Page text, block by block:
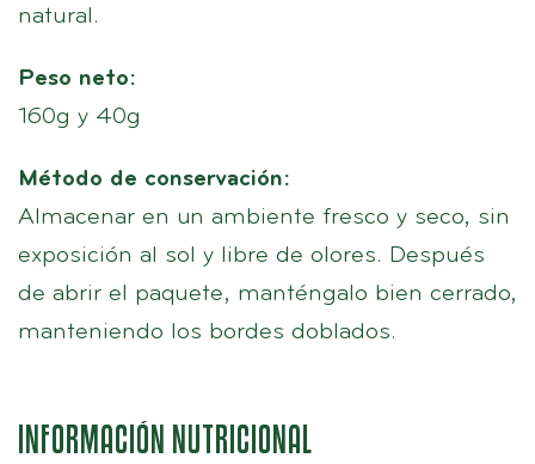
natural.
Peso neto:
160g y 40g
Método de conservación:
Almacenar en un ambiente fresco y seco, sin
exposición al sol y libre de olores. Después
de abrir el paquete, manténgalo bien cerrado,
manteniendo los bordes doblados.
INFORMACIÓN NUTRICIONAL